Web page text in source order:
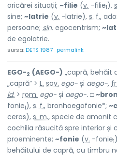
oricărei situații; ~filie (v. -filie1),
sine; ~latrie (v. -latrie), s. f.,
persoane; sin. egocentrism;
de egolatrie.
sursa:DETS 1987 permalink
EGO-2 (AEGO-) „capră, behăit
„capră” > L. sav. ego- și aego-,
id. > rom. ego- și aego-. □
fonie1), s. f., bronhoegofonie*;
ceras), s. m., specie de amonit
cochilia răsucită spre interior și
proeminente; ~fonie (v. -fonie1
behăitului de capră, cu timbru